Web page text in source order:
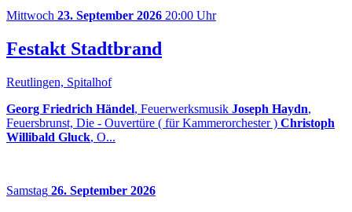
Mittwoch 23. September 2026 20:00 Uhr
Festakt Stadtbrand
Reutlingen, Spitalhof
Georg Friedrich Händel, Feuerwerksmusik Joseph Haydn,
Feuersbrunst, Die - Ouvertüre ( für Kammerorchester ) Christoph
Willibald Gluck, O...
Samstag 26. September 2026